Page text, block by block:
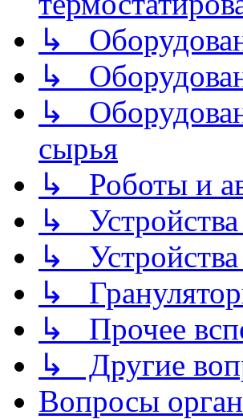
↳
↳
↳
сырья
↳ Роботы и
↳
↳ Устройства
↳
↳ Прочее
↳ Другие
Вопросы